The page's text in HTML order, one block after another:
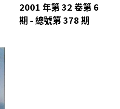
2001 年第 32 卷第 6
期 - 總號第 378 期